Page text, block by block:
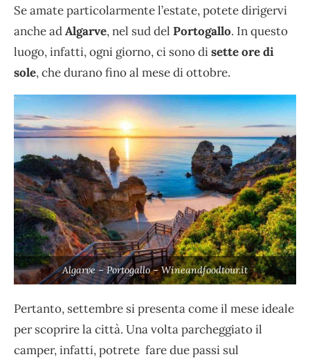
Se amate particolarmente l’estate, potete dirigervi
anche adAlgarve, nel sud del Portogallo. In questo
luogo, infatti, ogni giorno, ci sono disette ore di
sole, che durano fino al mese di ottobre.
Algarve – Portogallo – Wineandfoodtour.it
Pertanto, settembre si presenta come il mese ideale
per scoprire la città. Una volta parcheggiato il
camper, infatti, potrete fare due passi sul